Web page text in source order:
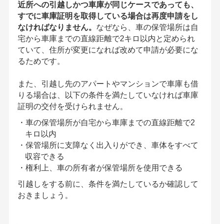
近所への引越しかつ車庫が同じケースであっても、
すでに車庫証明を取得している場合は再度申請をし
なければなりません。 なぜなら、車の保管場所は自
宅から車庫までの直線距離で2キロ以内と定められ
ていて、住所が変更になれば改めて申請が必要にな
るためです。
また、引越し先のアパートやマンションで車庫も借
りる場合は、以下の条件を満たしていなければ車庫
証明の交付を受けられません。
・車の保管場所が自宅から車庫までの直線距離で2
キロ以内
・保管場所に支障なく出入りができ、車体をすべて
収容できる
・権利上、車の所有者が保管場所を使用できる
引越しをする前に、条件を満たしているか確認して
おきましょう。